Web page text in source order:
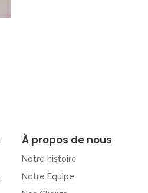
À propos de nous
Notre histoire
Notre Equipe